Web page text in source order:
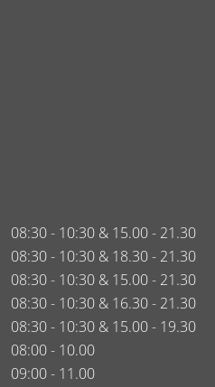
08:30 - 10:30 & 15.00 - 21.30
08:30 - 10:30 & 18.30 - 21.30
08:30 - 10:30 & 15.00 - 21.30
08:30 - 10:30 & 16.30 - 21.30
08:30 - 10:30 & 15.00 - 19.30
08:00 - 10.00
09:00 - 11.00